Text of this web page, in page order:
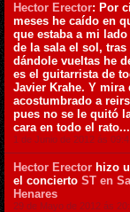
Hector Erector: Por
meses he caído en
que estaba a mi
de la sala el sol, tras
dándole vueltas he
es el guitarrista de
Javier Krahe. Y mira
acostumbrado a
pues no se le quitó
cara en todo el rato...
1 de Junio de 2012 ás
Hector Erector hizo
el concierto ST en
Henares
29 de Mayo de 2012 ás